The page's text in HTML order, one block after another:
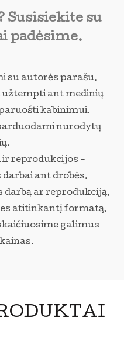
Susisiekite su
padėsime.
su autorės parašu.
ant medinių
kabinimui.
nurodytų
reprodukcijos -
ant drobės.
ar reprodukciją,
atitinkantį formatą.
galimus